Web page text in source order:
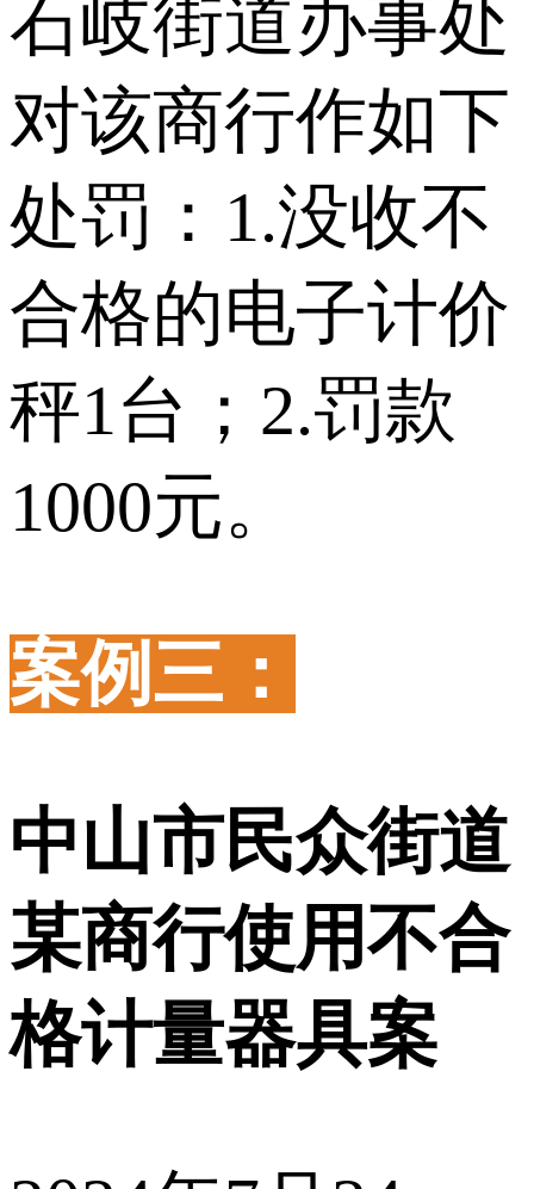
石岐街道办事处
对该商行作如下
处罚：1.没收不
合格的电子计价
秤1台；2.罚款
1000元。
案例三：
中山市民众街道
某商行使用不合
格计量器具案